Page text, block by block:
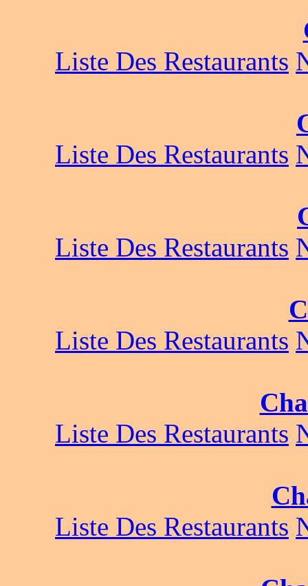
Liste Des Restaurants
Liste Des Restaurants
Liste Des Restaurants
Liste Des Restaurants
Liste Des Restaurants
Liste Des Restaurants